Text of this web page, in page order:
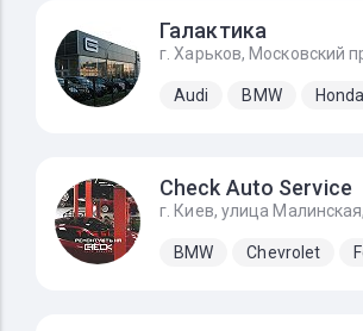
Галактика
г. Харьков, Московский
Audi BMW Honda
Check Auto Service
г. Киев, улица
BMW Chevrolet